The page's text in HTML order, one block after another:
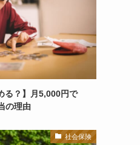
る？】月5,000円で
の理由
社会保険